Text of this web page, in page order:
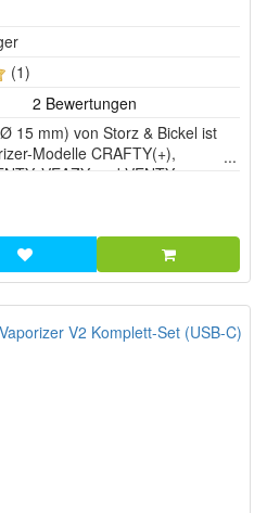
5
Sternen!
(1)
15 mm) von Storz & Bickel ist
Modelle CRAFTY(+),
VEAZY und VENTY.